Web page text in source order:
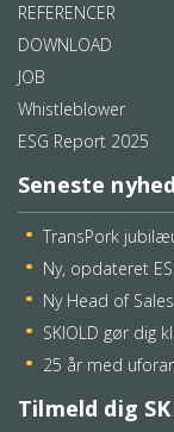
REFERENCER
DOWNLOAD
JOB
Whistleblower
ESG Report 2025
Seneste
TransPork
Ny, opdateret
Ny Head of
SKIOLD gør dig
25 år med
Tilmeld dig